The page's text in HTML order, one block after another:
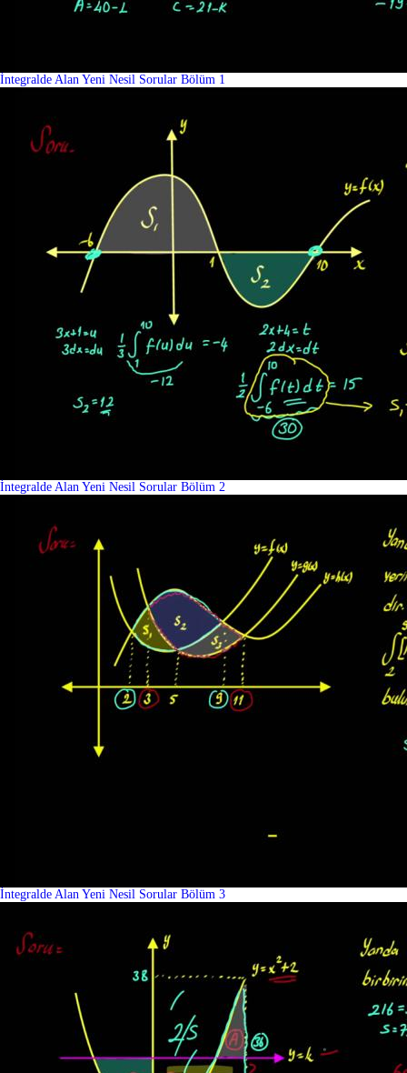
İntegralde Alan Yeni Nesil Sorular Bölüm 1
İntegralde Alan Yeni Nesil Sorular Bölüm 2
İntegralde Alan Yeni Nesil Sorular Bölüm 3